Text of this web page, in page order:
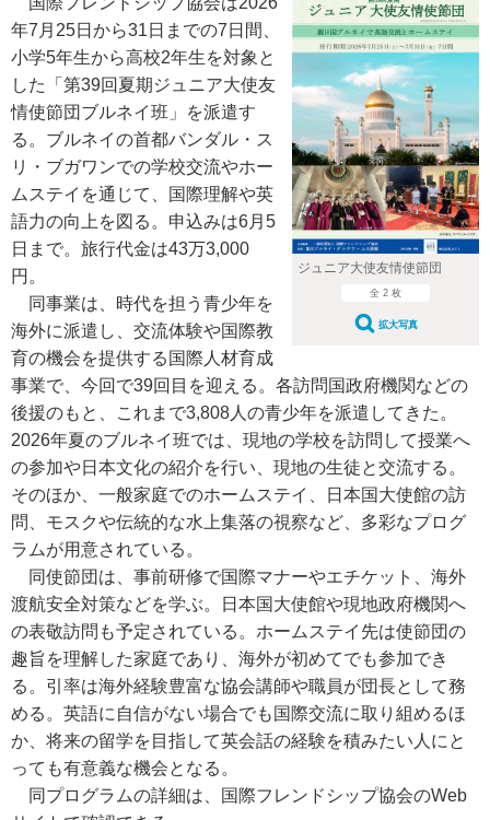
ジュニア大使友情使節団
全 2 枚
拡大写真
年7月25日から31日までの7日間、
小学5年生から高校2年生を対象と
した「第39回夏期ジュニア大使友
情使節団ブルネイ班」を派遣す
る。ブルネイの首都バンダル・ス
リ・ブガワンでの学校交流やホー
ムステイを通じて、国際理解や英
語力の向上を図る。申込みは6月5
日まで。旅行代金は43万3,000
円。
同事業は、時代を担う青少年を
海外に派遣し、交流体験や国際教
育の機会を提供する国際人材育成
事業で、今回で39回目を迎える。各訪問国政府機関などの
後援のもと、これまで3,808人の青少年を派遣してきた。
2026年夏のブルネイ班では、現地の学校を訪問して授業へ
の参加や日本文化の紹介を行い、現地の生徒と交流する。
そのほか、一般家庭でのホームステイ、日本国大使館の訪
問、モスクや伝統的な水上集落の視察など、多彩なプログ
ラムが用意されている。
同使節団は、事前研修で国際マナーやエチケット、海外
渡航安全対策などを学ぶ。日本国大使館や現地政府機関へ
の表敬訪問も予定されている。ホームステイ先は使節団の
趣旨を理解した家庭であり、海外が初めてでも参加でき
る。引率は海外経験豊富な協会講師や職員が団長として務
める。英語に自信がない場合でも国際交流に取り組めるほ
か、将来の留学を目指して英会話の経験を積みたい人にと
っても有意義な機会となる。
同プログラムの詳細は、国際フレンドシップ協会のWeb